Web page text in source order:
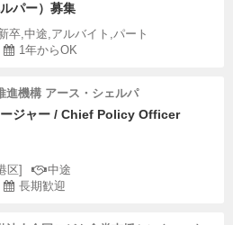
パー）募集
卒,中途,アルバイト,パート
1年からOK
進機構 アース・シェルパ
ジャー / Chief Policy Officer
区]
中途
長期歓迎